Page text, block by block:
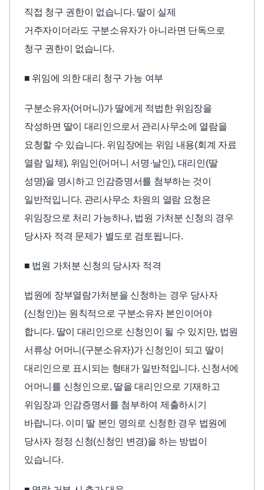
직접 청구 권한이 없습니다. 딸이 실제
거주자이더라도 구분소유자가 아니라면 단독으로
청구 권한이 없습니다.
■ 위임에 의한 대리 청구 가능 여부
구분소유자(어머니)가 딸에게 적법한 위임장을
작성하면 딸이 대리인으로서 관리사무소에 열람을
요청할 수 있습니다. 위임장에는 위임 내용(회계 자료
열람 일체), 위임인(어머니 서명·날인), 대리인(딸
성명)을 명시하고 인감증명서를 첨부하는 것이
일반적입니다. 관리사무소 차원의 열람 요청은
위임장으로 처리 가능하나, 법원 가처분 신청의 경우
당사자 적격 문제가 별도로 검토됩니다.
■ 법원 가처분 신청의 당사자 적격
법원에 장부열람가처분을 신청하는 경우 당사자
(신청인)는 원칙적으로 구분소유자 본인이어야
합니다. 딸이 대리인으로 신청인이 될 수 있지만, 법원
서류상 어머니(구분소유자)가 신청인이 되고 딸이
대리인으로 표시되는 형태가 일반적입니다. 신청서에
어머니를 신청인으로, 딸을 대리인으로 기재하고
위임장과 인감증명서를 첨부하여 제출하시기
바랍니다. 이미 딸 본인 명의로 신청한 경우 법원에
당사자 정정 신청(신청인 변경)을 하는 방법이
있습니다.